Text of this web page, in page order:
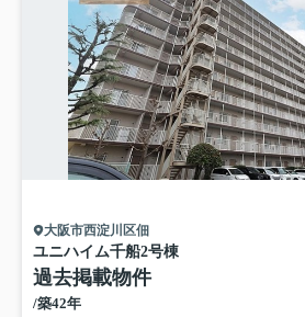
大阪市西淀川区佃
ユニハイム千船2号棟
過去掲載物件
/築42年